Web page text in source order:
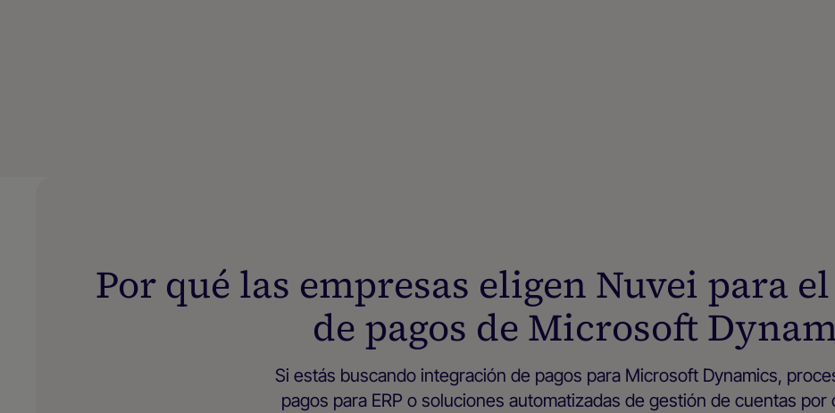
Por qué las empresas eligen Nuvei para
de pagos de Microsoft
Si estás buscando integración de pagos para Microsoft Dynamics,
pagos para ERP o soluciones automatizadas de gestión de cuentas por